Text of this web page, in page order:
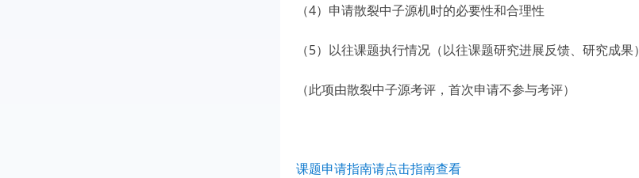
（4）申请散裂中子源机时的必要性和合理性
（5）以往课题执行情况（以往课题研究进展反馈、研究成果）
（此项由散裂中子源考评，首次申请不参与考评）
课题申请指南请点击指南查看